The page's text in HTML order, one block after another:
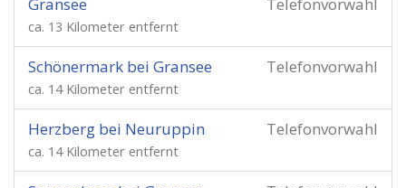
ca. 13 Kilometer entfernt
Telefonvorwahl
Schönermark bei Gransee
ca. 14 Kilometer entfernt
Telefonvorwahl
Herzberg bei Neuruppin
ca. 14 Kilometer entfernt